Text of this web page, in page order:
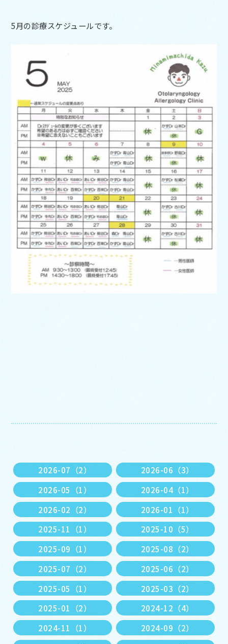
5月の診療スケジュールです。
2026-07（2）
2026-06（3）
2026-05（1）
2026-04（1）
2026-02（2）
2026-01（1）
2025-11（1）
2025-10（5）
2025-09（1）
2025-08（2）
2025-07（2）
2025-06（2）
2025-05（1）
2025-03（2）
2025-01（2）
2024-12（4）
2024-11（1）
2024-09（2）